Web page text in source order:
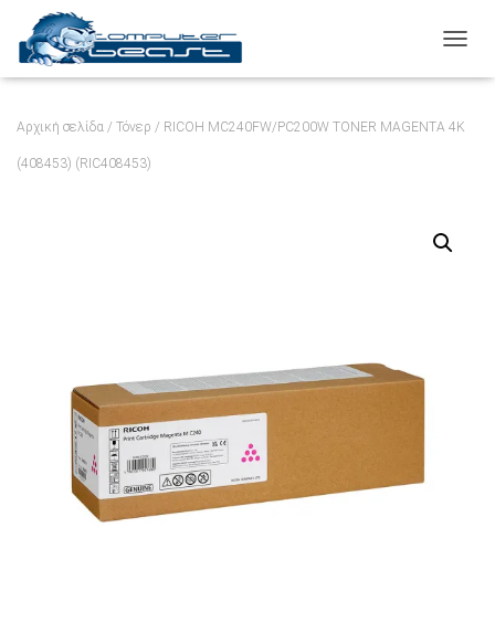
Αρχική σελίδα / Τόνερ / RICOH MC240FW/PC200W TONER MAGENTA 4K
(408453) (RIC408453)